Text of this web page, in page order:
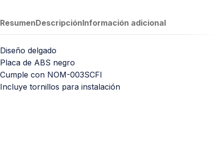
ResumenDescripciónInformación adicional
Diseño delgado
Placa de ABS negro
Cumple con NOM-003SCFI
Incluye tornillos para instalación